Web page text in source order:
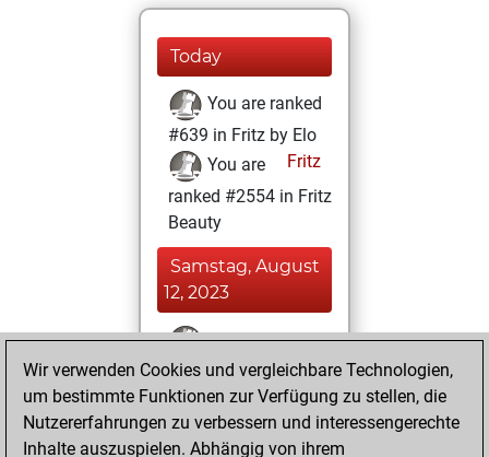
Today
You are ranked
#639 in Fritz by Elo
Fritz
You are
ranked #2554 in Fritz
Beauty
Samstag, August
12, 2023
You won
against Fritz
Fritz
You achieved a
BeautyScore of 162
Wir verwenden Cookies und vergleichbare Technologien,
um bestimmte Funktionen zur Verfügung zu stellen, die
Nutzererfahrungen zu verbessern und interessengerechte
Inhalte auszuspielen. Abhängig von ihrem